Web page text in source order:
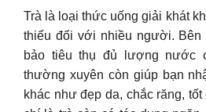
Trà là loại thức uống giải khát
thiếu đối với nhiều người. Bên
bảo tiêu thụ đủ lượng nước
thường xuyên còn giúp bạn
khác như đẹp da, chắc răng,